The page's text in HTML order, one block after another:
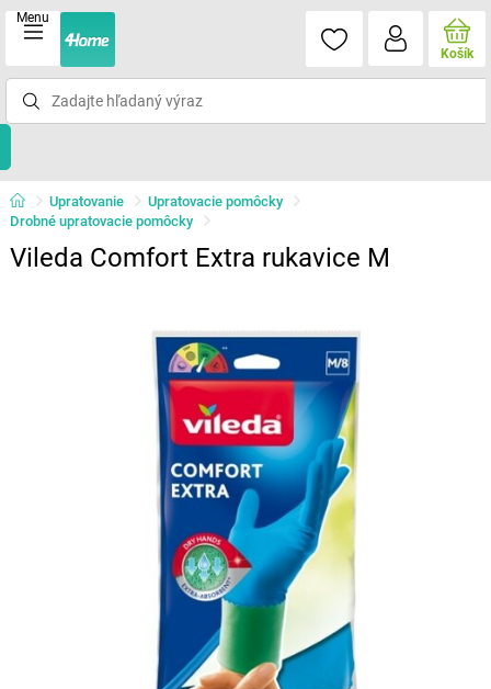
Menu
Košík
Upratovanie
Upratovacie pomôcky
Drobné upratovacie pomôcky
Vileda Comfort Extra rukavice M